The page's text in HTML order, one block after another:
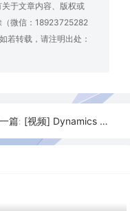
于文章内容、版权或
（微信：18923725282
若转载，请注明出处：
篇: [视频] Dynamics 3D打印机: 折叠3D打印机&激光雕刻机新时代